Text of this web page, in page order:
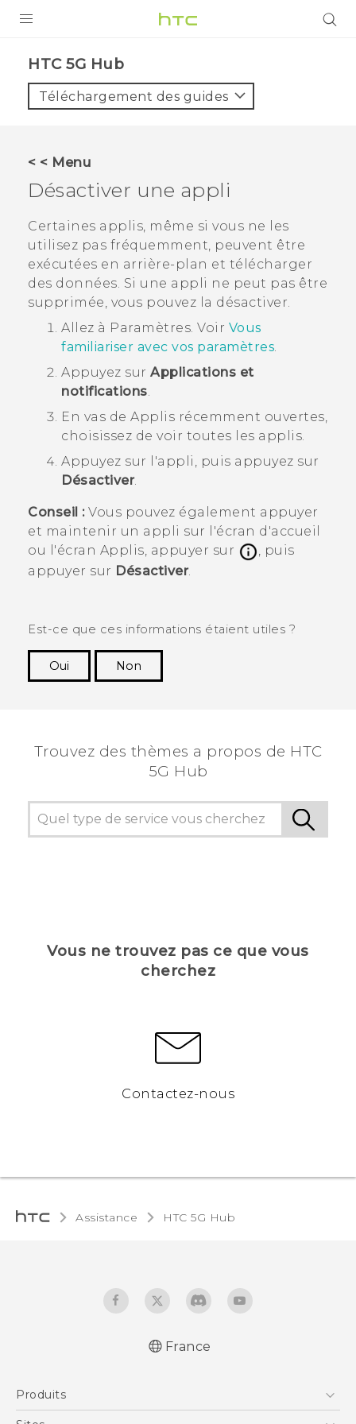
VIVE
ASSISTANCE
Appareils HTC & Accessoires
Connexion
HTC 5G Hub‎
Téléchargement des guides
< < Menu
Désactiver une appli
Certaines applis, même si vous ne les
utilisez pas fréquemment, peuvent être
exécutées en arrière-plan et télécharger
des données. Si une appli ne peut pas être
supprimée, vous pouvez la désactiver.
Allez à Paramètres. Voir Vous
familiariser avec vos paramètres.
Appuyez sur Applications et
notifications.
En vas de Applis récemment ouvertes,
choisissez de voir toutes les applis.
Appuyez sur l'appli, puis appuyez sur
Désactiver.
Conseil :Vous pouvez également appuyer
et maintenir un appli sur l'écran d'accueil
ou l'écran Applis, appuyer sur
, puis
appuyer sur Désactiver.
Est-ce que ces informations étaient utiles ?
Oui
Non
Trouvez des thèmes a propos de HTC
5G Hub
Vous ne trouvez pas ce que vous
cherchez
Contactez-nous
Assistance HTC 5G Hub‎
France
Produits